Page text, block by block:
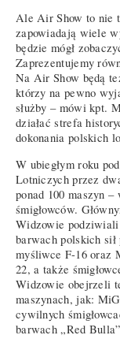
Ale Air Show to nie
zapowiadają wiele
będzie mógł
Zaprezentujemy
Na Air Show będą
którzy na pewno
służby – mówi kpt.
działać strefa
dokonania polskich
W ubiegłym roku
Lotniczych przez
ponad 100 maszyn
śmigłowców.
Widzowie podziwiali
barwach polskich
myśliwce F-16 oraz
22, a także
Widzowie obejrzeli
maszynach, jak:
cywilnych
barwach „Red